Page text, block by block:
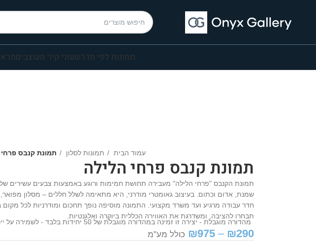
תמונות לפי חדרשעוני קיר מעוצבים
עמוד הבית תמונות לסלון תמונת קנבס פרחי
תמונת קנבס פרחי הלילה
תמונת הקנבס "פרחי הלילה" מעבירה תחושת חמימות ורוגע באמצעות צבעים עשירים של
שמנת, אדום וכתום. בעיצוב גאומטרי מודרני, היא מתאימה לשלל חללים – מסלון
חדר עבודה מרגיע ועד משרד מקצועי. התמונה מוסיפה נופך תחכום ומודרניות לכל מקום
תבחרו להציבה, ומשדרגת את האווירה הכללית ביוקרה ואלגנטיות.
מהדורה מוגבלת - יצירה זו זמינה במהדורה מוגבלת של 50 יחידות בלבד - לשמירה על ייחודיות
₪290
–
₪975 כולל מע"מ